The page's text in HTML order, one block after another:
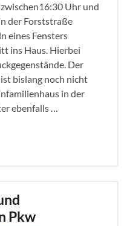
Uhr und
der Forststraße
eines Fensters
ins Haus. Hierbei
Der
bislang noch nicht
in der
ebenfalls …
Pkw